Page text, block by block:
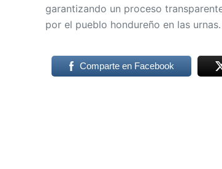
garantizando un proceso
por el pueblo hondureño en las urnas.
Comparte en Facebook